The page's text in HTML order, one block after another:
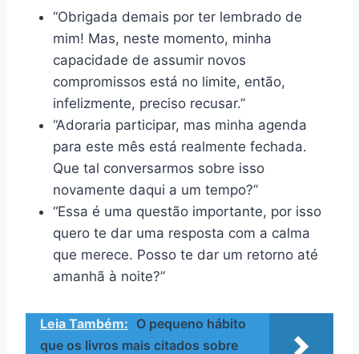
“Obrigada demais por ter lembrado de
mim! Mas, neste momento, minha
capacidade de assumir novos
compromissos está no limite, então,
infelizmente, preciso recusar.”
“Adoraria participar, mas minha agenda
para este mês está realmente fechada.
Que tal conversarmos sobre isso
novamente daqui a um tempo?”
“Essa é uma questão importante, por isso
quero te dar uma resposta com a calma
que merece. Posso te dar um retorno até
amanhã à noite?”
Leia Também: O pequeno hábito
que os livros mais citados sobre